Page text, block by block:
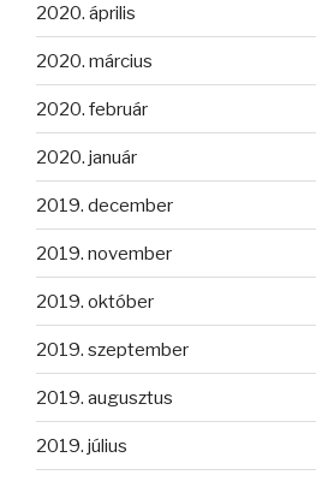
2020. április
2020. március
2020. február
2020. január
2019. december
2019. november
2019. október
2019. szeptember
2019. augusztus
2019. július